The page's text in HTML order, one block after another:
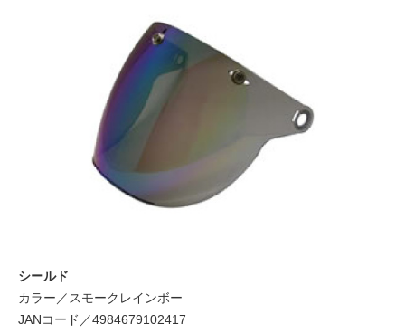
シールド
カラー／スモークレインボー
JANコード／4984679102417